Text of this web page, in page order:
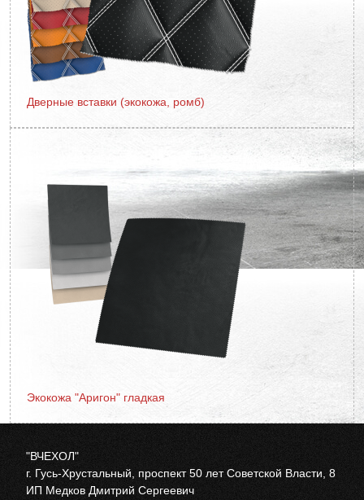
Дверные вставки (экокожа, ромб)
Экокожа "Аригон" гладкая
"ВЧЕХОЛ"
г. Гусь-Хрустальный, проспект 50 лет Советской Власти, 8
ИП Медков Дмитрий Сергеевич